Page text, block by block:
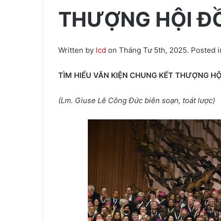
THƯỢNG HỘI
Written by lcd on Tháng Tư 5th, 2025. Posted
TÌM HIỂU VĂN KIỆN CHUNG KẾT THƯỢNG
(Lm. Giuse Lê Công Đức biên soạn, toát lược)